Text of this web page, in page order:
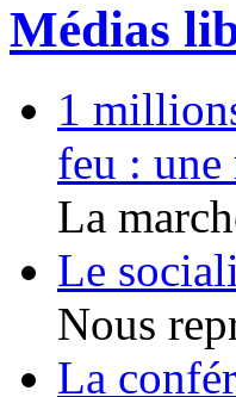
Médias
1
feu :
La
Le
Nous
La